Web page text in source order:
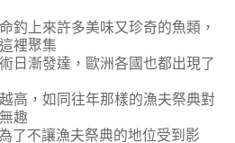
釣上來許多美味又珍奇的魚類，
裡聚集
日漸發達，歐洲各國也都出現了
高，如同往年那樣的漁夫祭典對
趣
了不讓漁夫祭典的地位受到影